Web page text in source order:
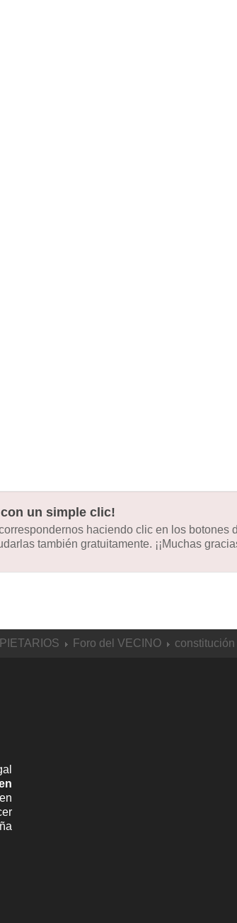
un simple clic!
haciendo clic en los
también gratuitamente. ¡¡Muchas
Foro del VECINO